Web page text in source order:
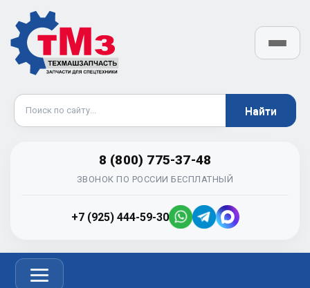
8 (800) 775-37-48
ЗВОНОК ПО РОССИИ БЕСПЛАТНЫЙ
+7 (925) 444-59-30